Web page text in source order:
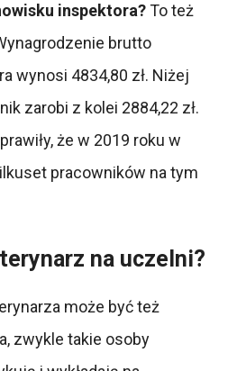
inspektora?To też
brutto
wynosi 4834,80 zł. Niżej
zarobi z kolei 2884,22 zł.
że w 2019 roku w
pracowników na tym
na uczelni?
może być też
zwykle takie osoby